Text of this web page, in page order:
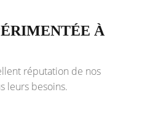
À
réputation de nos
leurs besoins.